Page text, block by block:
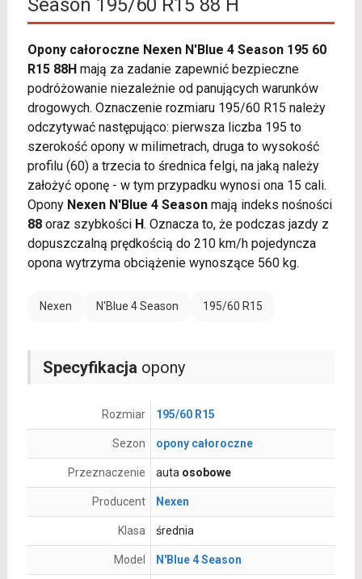
Season 195/60 R15 88 H
Opony całoroczne Nexen N'Blue 4 Season 195 60
R15 88Hmają za zadanie zapewnić bezpieczne
podróżowanie niezależnie od panujących warunków
drogowych. Oznaczenie rozmiaru 195/60 R15 należy
odczytywać następująco: pierwsza liczba 195 to
szerokość opony w milimetrach, druga to wysokość
profilu (60) a trzecia to średnica felgi, na jaką należy
założyć oponę - w tym przypadku wynosi ona 15 cali.
Opony Nexen N'Blue 4 Seasonmają indeks nośności
88oraz szybkości H. Oznacza to, że podczas jazdy z
dopuszczalną prędkością do 210 km/h pojedyncza
opona wytrzyma obciążenie wynoszące 560 kg.
Nexen N'Blue 4 Season 195/60 R15
Specyfikacja opony
Rozmiar 195/60 R15
Sezon opony całoroczne
Przeznaczenie auta osobowe
Producent Nexen
Klasa średnia
Model N'Blue 4 Season